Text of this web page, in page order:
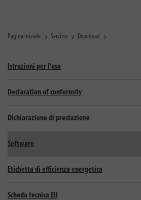
Pagina iniziale Servizio Download
Istruzioni per l'uso
Declaration of conformity
Dichiarazione di prestazione
Software
Etichetta di efficienza energetica
Scheda tecnica EU